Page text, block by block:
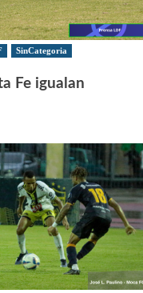
SinCategoria
Fe igualan